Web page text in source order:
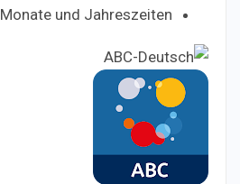
Monate und Jahreszeiten ⇐ الشهور والفصول.